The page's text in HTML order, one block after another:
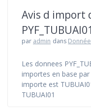
Avis d import
par admin dans
Les donnees
importes en base
importe est
TUBUAI01